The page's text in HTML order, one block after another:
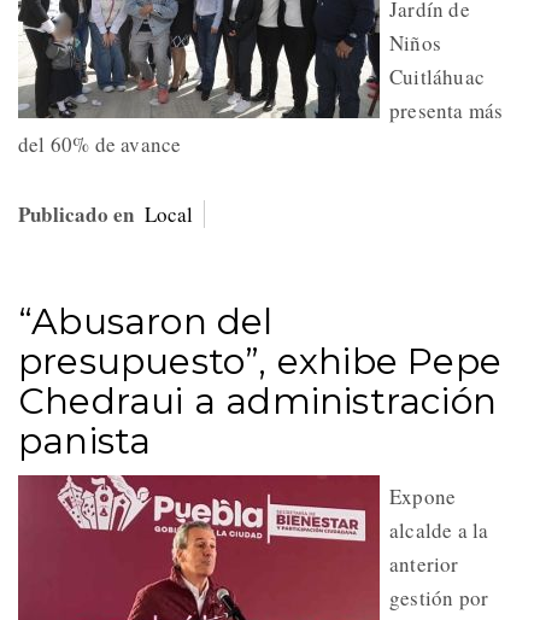
Jardín de
Niños
Cuitláhuac
presenta más
del 60% de avance
Publicado en Local
“Abusaron del
presupuesto”, exhibe Pepe
Chedraui a administración
panista
Expone
alcalde a la
anterior
gestión por